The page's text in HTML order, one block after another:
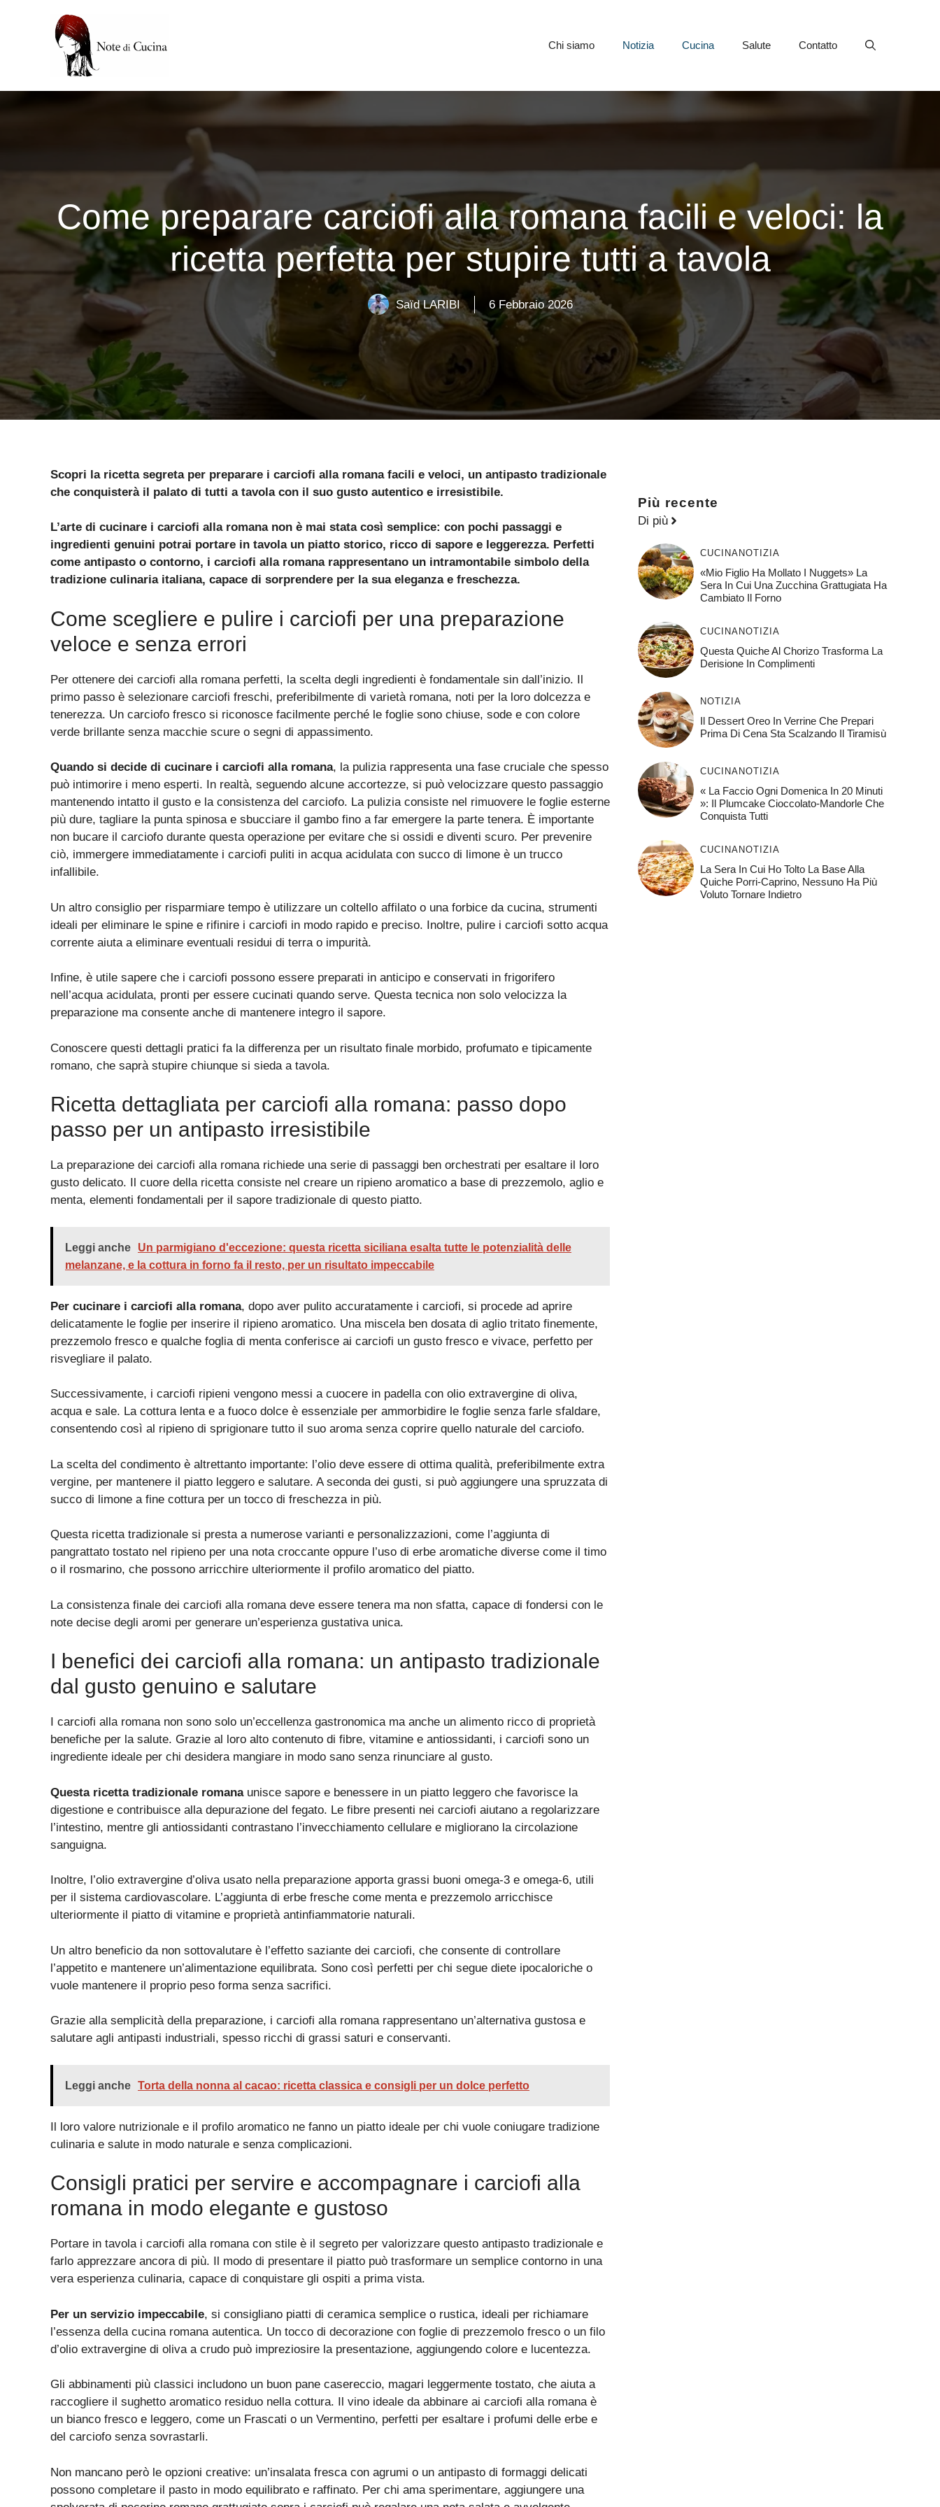
Chi siamo Notizia Cucina Salute Contatto
Come preparare carciofi alla romana facili e veloci: la
ricetta perfetta per stupire tutti a tavola
Saïd LARIBI 6 Febbraio 2026
Scopri la ricetta segreta per preparare i carciofi alla romana facili e veloci, un antipasto tradizionale
che conquisterà il palato di tutti a tavola con il suo gusto autentico e irresistibile.
L’arte di cucinare i carciofi alla romana non è mai stata così semplice: con pochi passaggi e
ingredienti genuini potrai portare in tavola un piatto storico, ricco di sapore e leggerezza. Perfetti
come antipasto o contorno, i carciofi alla romana rappresentano un intramontabile simbolo della
tradizione culinaria italiana, capace di sorprendere per la sua eleganza e freschezza.
Come scegliere e pulire i carciofi per una preparazione
veloce e senza errori
Per ottenere dei carciofi alla romana perfetti, la scelta degli ingredienti è fondamentale sin dall’inizio. Il
primo passo è selezionare carciofi freschi, preferibilmente di varietà romana, noti per la loro dolcezza e
tenerezza. Un carciofo fresco si riconosce facilmente perché le foglie sono chiuse, sode e con colore
verde brillante senza macchie scure o segni di appassimento.
Quando si decide di cucinare i carciofi alla romana, la pulizia rappresenta una fase cruciale che spesso
può intimorire i meno esperti. In realtà, seguendo alcune accortezze, si può velocizzare questo passaggio
mantenendo intatto il gusto e la consistenza del carciofo. La pulizia consiste nel rimuovere le foglie esterne
più dure, tagliare la punta spinosa e sbucciare il gambo fino a far emergere la parte tenera. È importante
non bucare il carciofo durante questa operazione per evitare che si ossidi e diventi scuro. Per prevenire
ciò, immergere immediatamente i carciofi puliti in acqua acidulata con succo di limone è un trucco
infallibile.
Un altro consiglio per risparmiare tempo è utilizzare un coltello affilato o una forbice da cucina, strumenti
ideali per eliminare le spine e rifinire i carciofi in modo rapido e preciso. Inoltre, pulire i carciofi sotto acqua
corrente aiuta a eliminare eventuali residui di terra o impurità.
Infine, è utile sapere che i carciofi possono essere preparati in anticipo e conservati in frigorifero
nell’acqua acidulata, pronti per essere cucinati quando serve. Questa tecnica non solo velocizza la
preparazione ma consente anche di mantenere integro il sapore.
Conoscere questi dettagli pratici fa la differenza per un risultato finale morbido, profumato e tipicamente
romano, che saprà stupire chiunque si sieda a tavola.
Ricetta dettagliata per carciofi alla romana: passo dopo
passo per un antipasto irresistibile
La preparazione dei carciofi alla romana richiede una serie di passaggi ben orchestrati per esaltare il loro
gusto delicato. Il cuore della ricetta consiste nel creare un ripieno aromatico a base di prezzemolo, aglio e
menta, elementi fondamentali per il sapore tradizionale di questo piatto.
Leggi anche
Un parmigiano d'eccezione: questa ricetta siciliana esalta tutte le potenzialità delle
melanzane, e la cottura in forno fa il resto, per un risultato impeccabile
Per cucinare i carciofi alla romana, dopo aver pulito accuratamente i carciofi, si procede ad aprire
delicatamente le foglie per inserire il ripieno aromatico. Una miscela ben dosata di aglio tritato finemente,
prezzemolo fresco e qualche foglia di menta conferisce ai carciofi un gusto fresco e vivace, perfetto per
risvegliare il palato.
Successivamente, i carciofi ripieni vengono messi a cuocere in padella con olio extravergine di oliva,
acqua e sale. La cottura lenta e a fuoco dolce è essenziale per ammorbidire le foglie senza farle sfaldare,
consentendo così al ripieno di sprigionare tutto il suo aroma senza coprire quello naturale del carciofo.
La scelta del condimento è altrettanto importante: l’olio deve essere di ottima qualità, preferibilmente extra
vergine, per mantenere il piatto leggero e salutare. A seconda dei gusti, si può aggiungere una spruzzata di
succo di limone a fine cottura per un tocco di freschezza in più.
Questa ricetta tradizionale si presta a numerose varianti e personalizzazioni, come l’aggiunta di
pangrattato tostato nel ripieno per una nota croccante oppure l’uso di erbe aromatiche diverse come il timo
o il rosmarino, che possono arricchire ulteriormente il profilo aromatico del piatto.
La consistenza finale dei carciofi alla romana deve essere tenera ma non sfatta, capace di fondersi con le
note decise degli aromi per generare un’esperienza gustativa unica.
I benefici dei carciofi alla romana: un antipasto tradizionale
dal gusto genuino e salutare
I carciofi alla romana non sono solo un’eccellenza gastronomica ma anche un alimento ricco di proprietà
benefiche per la salute. Grazie al loro alto contenuto di fibre, vitamine e antiossidanti, i carciofi sono un
ingrediente ideale per chi desidera mangiare in modo sano senza rinunciare al gusto.
Questa ricetta tradizionale romanaunisce sapore e benessere in un piatto leggero che favorisce la
digestione e contribuisce alla depurazione del fegato. Le fibre presenti nei carciofi aiutano a regolarizzare
l’intestino, mentre gli antiossidanti contrastano l’invecchiamento cellulare e migliorano la circolazione
sanguigna.
Inoltre, l’olio extravergine d’oliva usato nella preparazione apporta grassi buoni omega-3 e omega-6, utili
per il sistema cardiovascolare. L’aggiunta di erbe fresche come menta e prezzemolo arricchisce
ulteriormente il piatto di vitamine e proprietà antinfiammatorie naturali.
Un altro beneficio da non sottovalutare è l’effetto saziante dei carciofi, che consente di controllare
l’appetito e mantenere un’alimentazione equilibrata. Sono così perfetti per chi segue diete ipocaloriche o
vuole mantenere il proprio peso forma senza sacrifici.
Grazie alla semplicità della preparazione, i carciofi alla romana rappresentano un’alternativa gustosa e
salutare agli antipasti industriali, spesso ricchi di grassi saturi e conservanti.
Leggi anche Torta della nonna al cacao: ricetta classica e consigli per un dolce perfetto
Il loro valore nutrizionale e il profilo aromatico ne fanno un piatto ideale per chi vuole coniugare tradizione
culinaria e salute in modo naturale e senza complicazioni.
Consigli pratici per servire e accompagnare i carciofi alla
romana in modo elegante e gustoso
Portare in tavola i carciofi alla romana con stile è il segreto per valorizzare questo antipasto tradizionale e
farlo apprezzare ancora di più. Il modo di presentare il piatto può trasformare un semplice contorno in una
vera esperienza culinaria, capace di conquistare gli ospiti a prima vista.
Per un servizio impeccabile, si consigliano piatti di ceramica semplice o rustica, ideali per richiamare
l’essenza della cucina romana autentica. Un tocco di decorazione con foglie di prezzemolo fresco o un filo
d’olio extravergine di oliva a crudo può impreziosire la presentazione, aggiungendo colore e lucentezza.
Gli abbinamenti più classici includono un buon pane casereccio, magari leggermente tostato, che aiuta a
raccogliere il sughetto aromatico residuo nella cottura. Il vino ideale da abbinare ai carciofi alla romana è
un bianco fresco e leggero, come un Frascati o un Vermentino, perfetti per esaltare i profumi delle erbe e
del carciofo senza sovrastarli.
Non mancano però le opzioni creative: un’insalata fresca con agrumi o un antipasto di formaggi delicati
possono completare il pasto in modo equilibrato e raffinato. Per chi ama sperimentare, aggiungere una
Più recente
Di più
CUCINANOTIZIA
«Mio Figlio Ha Mollato I Nuggets» La
Sera In Cui Una Zucchina Grattugiata Ha
Cambiato Il Forno
CUCINANOTIZIA
Questa Quiche Al Chorizo ​​trasforma La
Derisione In Complimenti
NOTIZIA
Il Dessert Oreo In Verrine Che Prepari
Prima Di Cena Sta Scalzando Il Tiramisù
CUCINANOTIZIA
« La Faccio Ogni Domenica In 20 Minuti
»: Il Plumcake Cioccolato-Mandorle Che
Conquista Tutti
CUCINANOTIZIA
La Sera In Cui Ho Tolto La Base Alla
Quiche Porri-Caprino, Nessuno Ha Più
Voluto Tornare Indietro